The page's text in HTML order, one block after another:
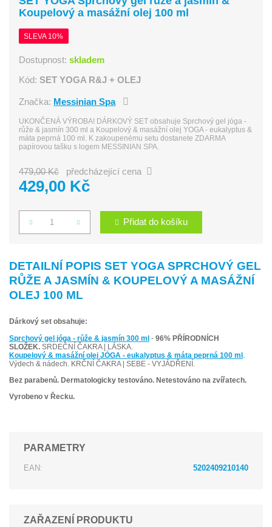
Koupelový a masážní olej 100 ml
SLEVA 10%
Dostupnost:skladem
Kód:SET YOGA R&J + OLEJ
Značka: Messinian Spa
UKONČENÁ VÝROBA! DÁRKOVÝ SET obsahuje Sprchový gel jóga -
růže & jasmín 300 ml a Koupelový & masážní olej YOGA - eukalyptus &
máta peprná 100 ml. K zakoupenému setu dostanete ZDARMA
papírovou tašku s logem MESSINIAN SPA.
479,00 Kč předcházející cena
429,00 Kč
Počet Přidat do košíku
DETAILNÍ POPIS SET YOGA SPRCHOVÝ GEL
RŮŽE A JASMÍN & KOUPELOVÝ A MASÁŽNÍ
OLEJ 100 ML
Dárkový set obsahuje:
Sprchový gel jóga - růže & jasmín 300 ml - 96% PŘÍRODNÍCH
SLOŽEK. SRDEČNÍ ČAKRA | LÁSKA.
Koupelový & masážní olej JÓGA - eukalyptus & máta peprná 100 ml .
Výdech & nádech. KRČNÍ ČAKRA | SEBE - VYJÁDŘENÍ.
Bez parabenů. Dermatologicky testováno. Netestováno na zvířatech.
Vyrobeno v Řecku.
PARAMETRY
EAN: 5202409210140
ZAŘAZENÍ PRODUKTU